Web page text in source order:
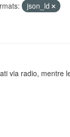
json_ld
via radio, mentre